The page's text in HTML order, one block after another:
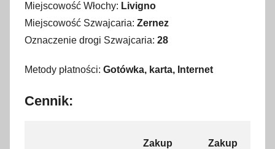
Miejscowość Włochy: Livigno
Miejscowość Szwajcaria: Zernez
Oznaczenie drogi Szwajcaria: 28
Metody płatności: Gotówka, karta, Internet
Cennik:
Zakup
Zakup